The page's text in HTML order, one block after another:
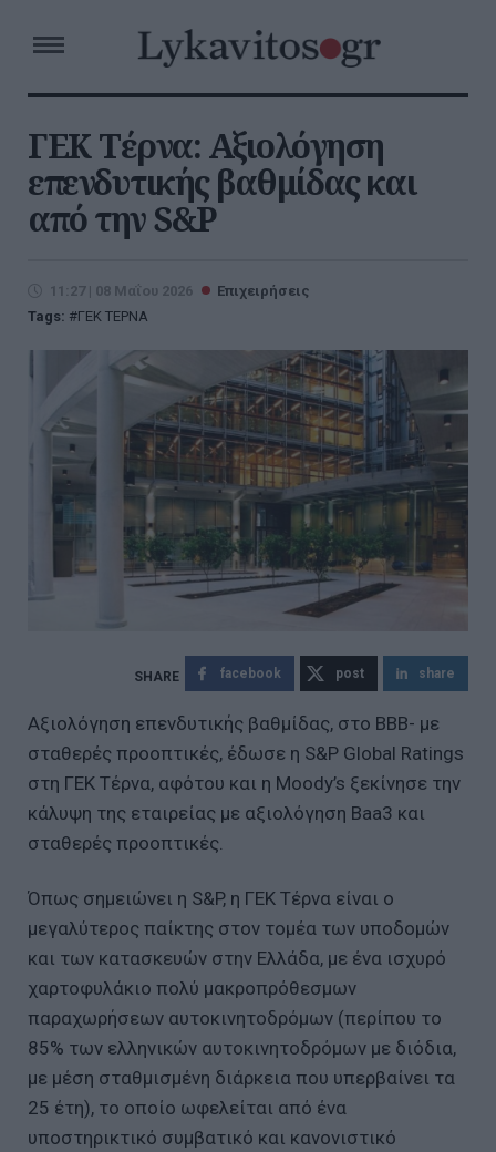
ΓΕΚ Τέρνα: Αξιολόγηση
επενδυτικής βαθμίδας και
από την S&P
11:27 | 08 Μαΐου 2026
Επιχειρήσεις
Tags:
ΓΕΚ ΤΕΡΝΑ
facebook post share
Αξιολόγηση επενδυτικής βαθμίδας, στο BBB- με
σταθερές προοπτικές, έδωσε η S&P Global Ratings
στη ΓΕΚ Τέρνα, αφότου και η Moody’s ξεκίνησε την
κάλυψη της εταιρείας με αξιολόγηση Baa3 και
σταθερές προοπτικές.
Όπως σημειώνει η S&P, η ΓΕΚ Τέρνα είναι ο
μεγαλύτερος παίκτης στον τομέα των υποδομών
και των κατασκευών στην Ελλάδα, με ένα ισχυρό
χαρτοφυλάκιο πολύ μακροπρόθεσμων
παραχωρήσεων αυτοκινητοδρόμων (περίπου το
85% των ελληνικών αυτοκινητοδρόμων με διόδια,
με μέση σταθμισμένη διάρκεια που υπερβαίνει τα
25 έτη), το οποίο ωφελείται από ένα
υποστηρικτικό συμβατικό και κανονιστικό